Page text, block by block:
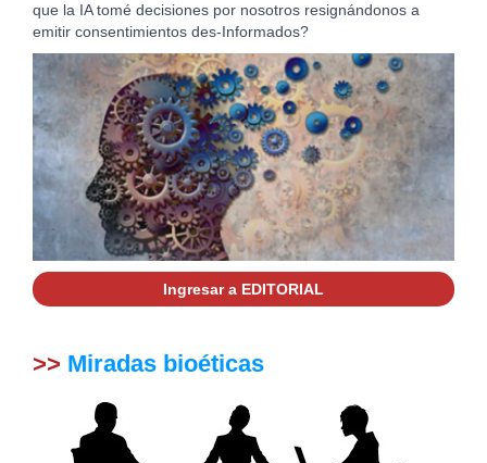
que la IA tomé decisiones por nosotros resignándonos a
emitir consentimientos des-Informados?
Ingresar a EDITORIAL
>> Miradas bioéticas